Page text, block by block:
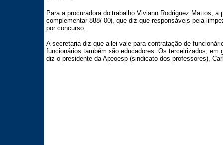
Para a procuradora do trabalho Viviann Rodriguez Mattos, a
complementar 888/ 00), que diz que responsáveis pela
por concurso.
A secretaria diz que a lei vale para contratação de
funcionários também são educadores. Os terceirizados,
diz o presidente da Apeoesp (sindicato dos professores),